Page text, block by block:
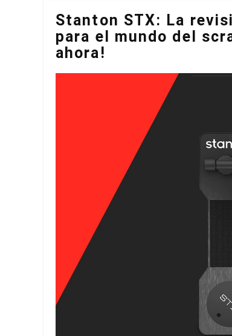
Stanton STX: La
para el mundo del
ahora!